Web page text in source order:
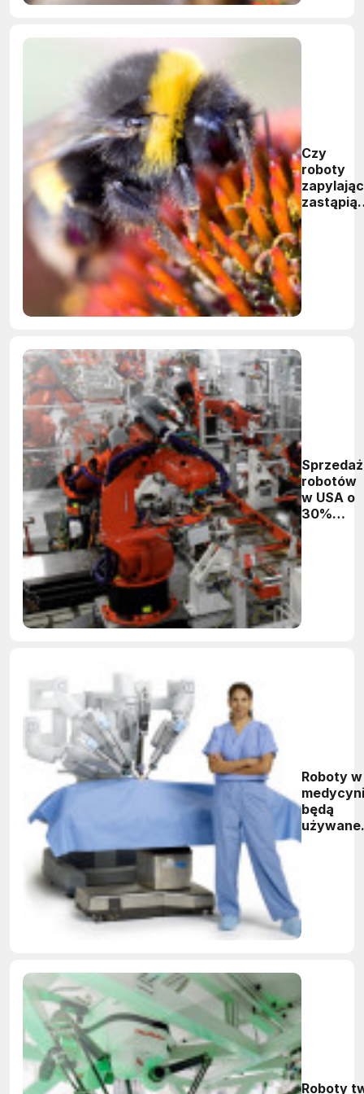
Czy
roboty
zastąpią
Sprzedaż
robotów
w USA o
30%
Roboty w
będą
używane
Roboty